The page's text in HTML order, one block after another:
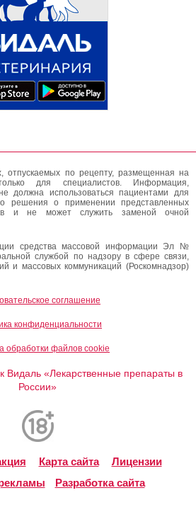
отпускаемых по рецепту, размещенная на
для специалистов. Информация,
должна использоваться пациентами для
решения о применении представленных
и не может служить заменой очной
средства массовой информации Эл №
службой по надзору в сфере связи,
и массовых коммуникаций (Роскомнадзор)
соглашение
конфиденциальности
обработки файлов cookie
Видаль «Лекарственные препараты в
России»
Карта сайта
Лицензии
Разработка сайта